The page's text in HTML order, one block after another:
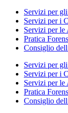
Servizi per
Servizi per i
Servizi per le
Pratica
Consiglio
Servizi per
Servizi per i
Servizi per le
Pratica
Consiglio